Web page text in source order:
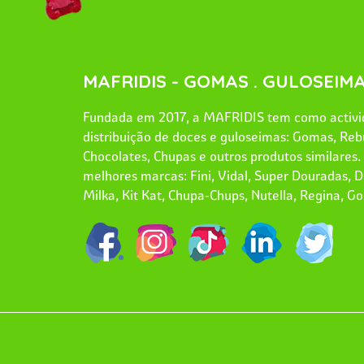
MAFRIDIS - GOMAS .
Fundada em 2017, a MAFRIDIS tem como
distribuição de doces e guloseimas: Gomas,
Chocolates, Chupas e outros produtos
melhores marcas: Fini, Vidal, Super Douradas,
Milka, Kit Kat, Chupa-Chups, Nutella, Regina,